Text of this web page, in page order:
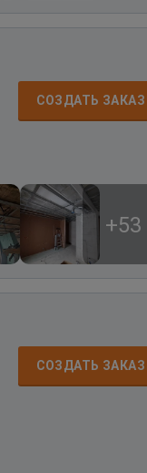
СОЗДАТЬ ЗАКАЗ
+53
СОЗДАТЬ ЗАКАЗ